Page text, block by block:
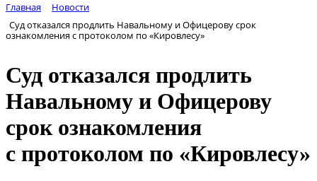
Главная
Новости
Суд отказался продлить Навальному и Офицерову срок
ознакомления с протоколом по «Кировлесу»
Суд отказался продлить
Навальному и Офицерову
срок ознакомления
с протоколом по «Кировлесу»